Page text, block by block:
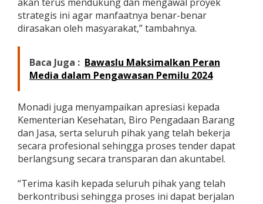
strategis ini agar manfaatnya benar-benar
dirasakan oleh masyarakat,” tambahnya.
Baca Juga : Bawaslu Maksimalkan Peran
Media dalam Pengawasan Pemilu 2024
Monadi juga menyampaikan apresiasi kepada
Kementerian Kesehatan, Biro Pengadaan Barang
dan Jasa, serta seluruh pihak yang telah bekerja
secara profesional sehingga proses tender dapat
berlangsung secara transparan dan akuntabel.
“Terima kasih kepada seluruh pihak yang telah
berkontribusi sehingga proses ini dapat berjalan